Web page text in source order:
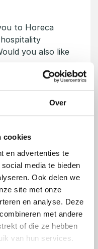
Over
cookies
en advertenties te
media te bieden
Ook delen we
site met onze
en analyse. Deze
met andere
of die ze hebben
van hun services.
to Horeca
you also like